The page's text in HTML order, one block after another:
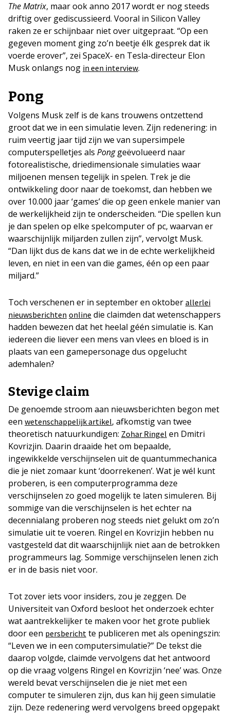
The Matrix, maar ook anno 2017 wordt er nog steeds
driftig over gediscussieerd. Vooral in Silicon Valley
raken ze er schijnbaar niet over uitgepraat. “Op een
gegeven moment ging zo’n beetje élk gesprek dat ik
voerde erover”, zei SpaceX- en Tesla-directeur Elon
Musk onlangs nog in een interview.
Pong
Volgens Musk zelf is de kans trouwens ontzettend
groot dat we in een simulatie leven. Zijn redenering: in
ruim veertig jaar tijd zijn we van supersimpele
computerspelletjes als Ponggeëvolueerd naar
fotorealistische, driedimensionale simulaties waar
miljoenen mensen tegelijk in spelen. Trek je die
ontwikkeling door naar de toekomst, dan hebben we
over 10.000 jaar ‘games’ die op geen enkele manier van
de werkelijkheid zijn te onderscheiden. “Die spellen kun
je dan spelen op elke spelcomputer of pc, waarvan er
waarschijnlijk miljarden zullen zijn”, vervolgt Musk.
“Dan lijkt dus de kans dat we in de echte werkelijkheid
leven, en niet in een van die games, één op een paar
miljard.”
Toch verschenen er in september en oktober allerlei
nieuwsberichten online die claimden dat wetenschappers
hadden bewezen dat het heelal géén simulatie is. Kan
iedereen die liever een mens van vlees en bloed is in
plaats van een gamepersonage dus opgelucht
ademhalen?
Stevige claim
De genoemde stroom aan nieuwsberichten begon met
een wetenschappelijk artikel, afkomstig van twee
theoretisch natuurkundigen: Zohar Ringel en Dmitri
Kovrizjin. Daarin draaide het om bepaalde,
ingewikkelde verschijnselen uit de quantummechanica
die je niet zomaar kunt ‘doorrekenen’. Wat je wél kunt
proberen, is een computerprogramma deze
verschijnselen zo goed mogelijk te laten simuleren. Bij
sommige van die verschijnselen is het echter na
decennialang proberen nog steeds niet gelukt om zo’n
simulatie uit te voeren. Ringel en Kovrizjin hebben nu
vastgesteld dat dit waarschijnlijk niet aan de betrokken
programmeurs lag. Sommige verschijnselen lenen zich
er in de basis niet voor.
Tot zover iets voor insiders, zou je zeggen. De
Universiteit van Oxford besloot het onderzoek echter
wat aantrekkelijker te maken voor het grote publiek
door een persbericht te publiceren met als openingszin:
“Leven we in een computersimulatie?” De tekst die
daarop volgde, claimde vervolgens dat het antwoord
op die vraag volgens Ringel en Kovrizjin ‘nee’ was. Onze
wereld bevat verschijnselen die je niet met een
computer te simuleren zijn, dus kan hij geen simulatie
zijn. Deze redenering werd vervolgens breed opgepakt